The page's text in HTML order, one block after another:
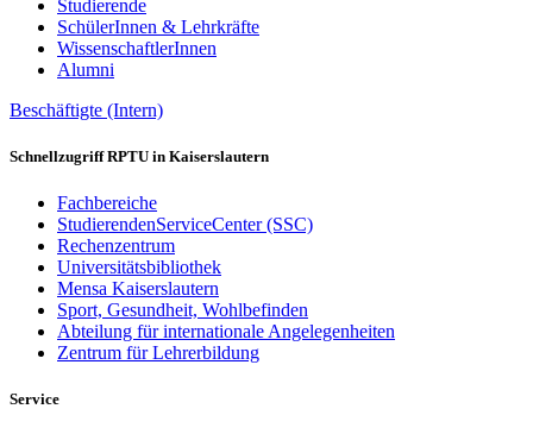
Studierende
SchülerInnen & Lehrkräfte
WissenschaftlerInnen
Alumni
Beschäftigte (Intern)
Schnellzugriff RPTU in Kaiserslautern
Fachbereiche
StudierendenServiceCenter (SSC)
Rechenzentrum
Universitätsbibliothek
Mensa Kaiserslautern
Sport, Gesundheit, Wohlbefinden
Abteilung für internationale Angelegenheiten
Zentrum für Lehrerbildung
Service